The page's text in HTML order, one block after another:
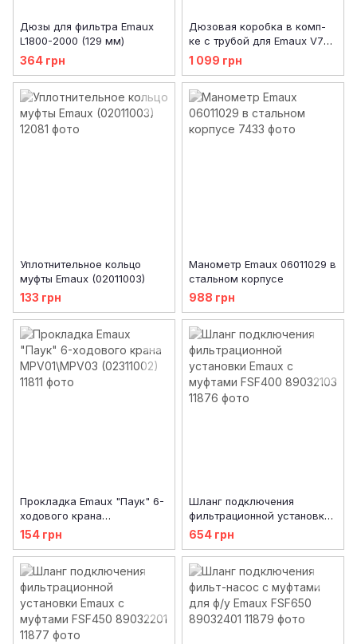
Дюзы для фильтра Emaux
L1800-2000 (129 мм)
364 грн
Дюзовая коробка в комп-
ке с трубой для Emaux V700
89010102
1 099 грн
Уплотнительное кольцо
муфты Emaux (02011003)
133 грн
Манометр Emaux 06011029 в
стальном корпусе
988 грн
Прокладка Emaux "Паук" 6-
ходового крана
MPV01\MPV03 (02311002)
154 грн
Шланг подключения
фильтрационной установки
Emaux с муфтами FSF400
89032103
654 грн